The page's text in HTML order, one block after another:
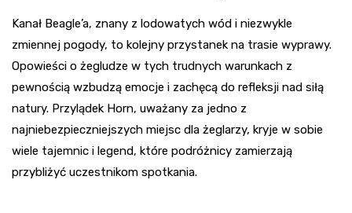
Kanał Beagle’a, znany z lodowatych wód i niezwykle
zmiennej pogody, to kolejny przystanek na trasie wyprawy.
Opowieści o żegludze w tych trudnych warunkach z
pewnością wzbudzą emocje i zachęcą do refleksji nad siłą
natury. Przylądek Horn, uważany za jedno z
najniebezpieczniejszych miejsc dla żeglarzy, kryje w sobie
wiele tajemnic i legend, które podróżnicy zamierzają
przybliżyć uczestnikom spotkania.